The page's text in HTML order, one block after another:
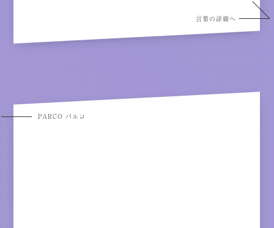
言葉の詳細へ
PARCO パルコ